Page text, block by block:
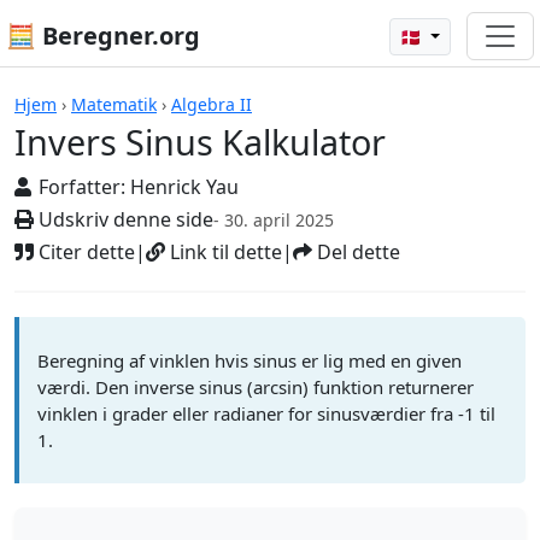
🧮 Beregner.org 🇩🇰
Hjem › Matematik › Algebra II
Invers Sinus Kalkulator
Forfatter: Henrick Yau
Udskriv denne side- 30. april 2025
Citer dette| Link til dette| Del dette
Invers Sinus Kalkulator
Beregning af vinklen hvis sinus er lig med en given
værdi. Den inverse sinus (arcsin) funktion returnerer
vinklen i grader eller radianer for sinusværdier fra -1 til
1.